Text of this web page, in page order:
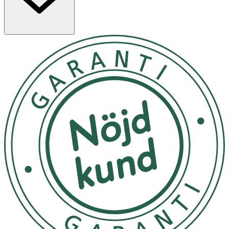
det lösts upp och njut av badet.
Förvaras i rumstemperatur
OK för gravida och ammande:
Ingredienser:
Maris Sal, Magnesium Sulfate, Glycerin, Inulin, Rosa
Centifolia (Rose) Flower Extract, Bellis Perennis (Daisy)
Flower Extract, Jasminum Officinale (Jasmine) Flower
Extract, Aqua, Xanthan Gum, Sodium Benzoate,
Potassium Sorbate, Parfum, Tetramethyl
Acetyloctahydronaphthalenes*. *eterisk olja